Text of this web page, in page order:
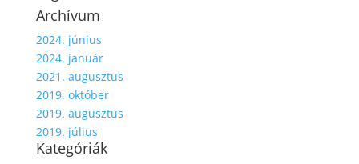
Archívum
2024. június
2024. január
2021. augusztus
2019. október
2019. augusztus
2019. július
Kategóriák